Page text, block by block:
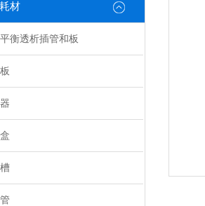
材
衡透析插管和板